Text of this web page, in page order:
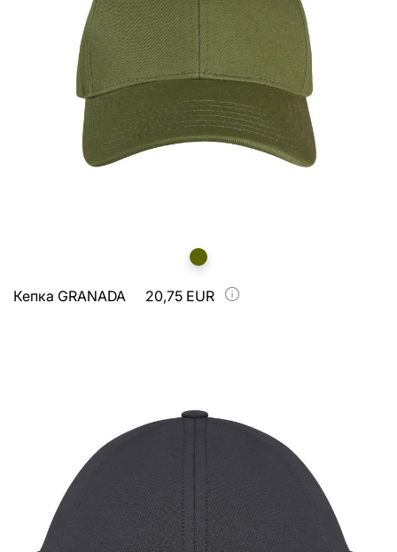
Кепка GRANADA 20,75 EUR